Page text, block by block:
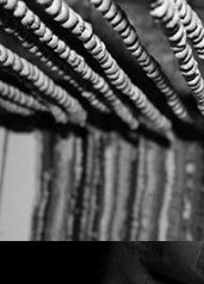
Ricardo
e Tiago
Lazier sobre